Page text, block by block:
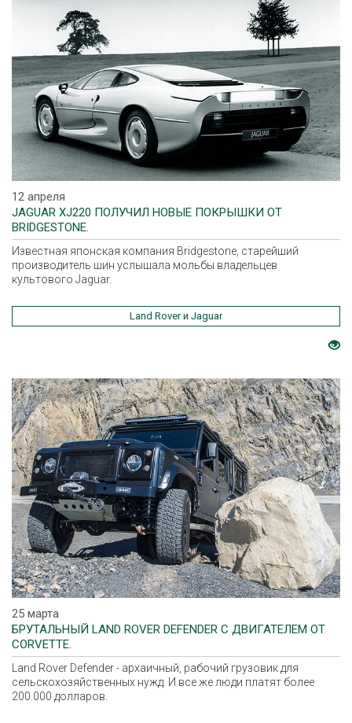
12 апреля
JAGUAR XJ220 ПОЛУЧИЛ НОВЫЕ ПОКРЫШКИ ОТ
BRIDGESTONE.
Известная японская компания Bridgestone, старейший
производитель шин услышала мольбы владельцев
культового Jaguar.
Land Rover и Jaguar
25 марта
БРУТАЛЬНЫЙ LAND ROVER DEFENDER С ДВИГАТЕЛЕМ ОТ
СORVETTE.
Land Rover Defender - архаичный, рабочий грузовик для
сельскохозяйственных нужд. И все же люди платят более
200.000 долларов.